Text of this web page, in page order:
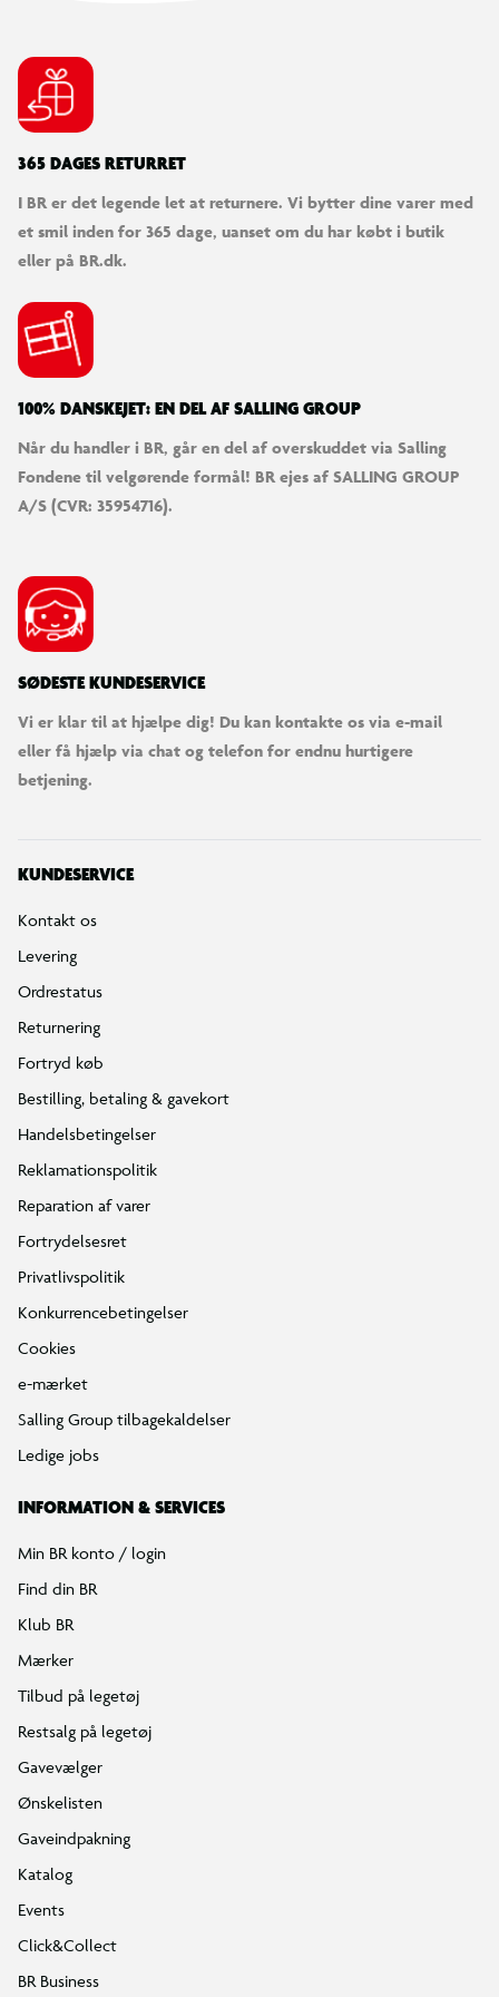
- Poseordningen, hvor du lægger batterier i en pose oven på
din affaldsspand
- Læg dem i bokse, batteristandere og/eller skabe til farligt
affald, som kommunen henter hjemme hos dig
Du kan finde mere information om den lokale
batteriindsamling på din kommunes hjemmeside.
365 DAGES RETURRET
I BR er det legende let at returnere. Vi bytter dine varer med
et smil inden for 365 dage, uanset om du har købt i butik
eller på BR.dk.
100% DANSKEJET: EN DEL AF SALLING GROUP
Når du handler i BR, går en del af overskuddet via Salling
Fondene til velgørende formål! BR ejes af SALLING GROUP
A/S (CVR: 35954716).
SØDESTE KUNDESERVICE
Vi er klar til at hjælpe dig! Du kan kontakte os via e-mail
eller få hjælp via chat og telefon for endnu hurtigere
betjening.
KUNDESERVICE
Kontakt os
Levering
Ordrestatus
Returnering
Fortryd køb
Bestilling, betaling & gavekort
Handelsbetingelser
Reklamationspolitik
Reparation af varer
Fortrydelsesret
Privatlivspolitik
Konkurrencebetingelser
Cookies
e-mærket
Salling Group tilbagekaldelser
Ledige jobs
INFORMATION & SERVICES
Min BR konto / login
Find din BR
Klub BR
Mærker
Tilbud på legetøj
Restsalg på legetøj
Gavevælger
Ønskelisten
Gaveindpakning
Katalog
Events
Click&Collect
BR Business